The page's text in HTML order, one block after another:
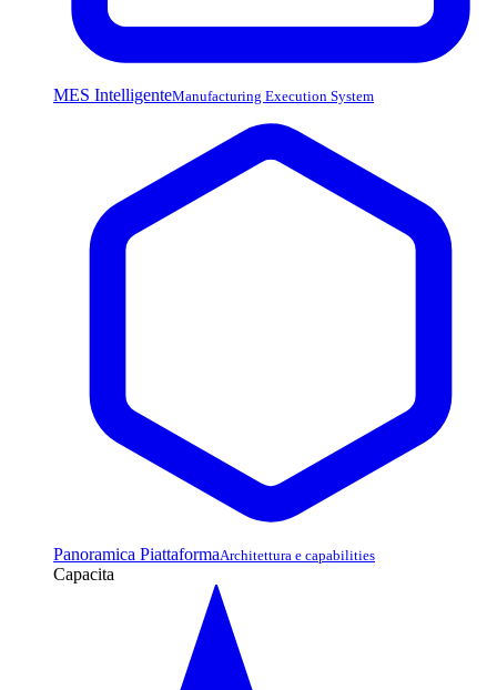
MES IntelligenteManufacturing Execution System
Panoramica PiattaformaArchitettura e capabilities
Capacita